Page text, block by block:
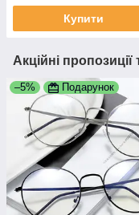
Купити
Акційні
–5% Подарунок